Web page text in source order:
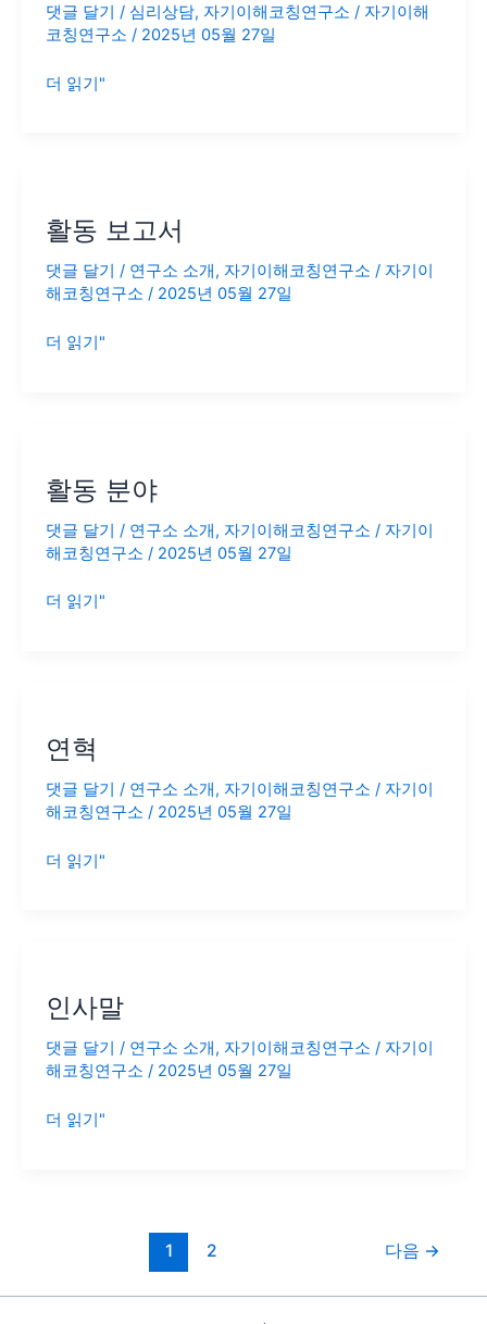
댓글 달기 / 심리상담, 자기이해코칭연구소 / 자기이해
코칭연구소 / 2025년 05월 27일
더 읽기"
활동 보고서
댓글 달기 / 연구소 소개, 자기이해코칭연구소 / 자기이
해코칭연구소 / 2025년 05월 27일
보
서
더 읽기"
활동 분야
댓글 달기 / 연구소 소개, 자기이해코칭연구소 / 자기이
해코칭연구소 / 2025년 05월 27일
분
더 읽기"
연혁
댓글 달기 / 연구소 소개, 자기이해코칭연구소 / 자기이
해코칭연구소 / 2025년 05월 27일
더 읽기"
인사말
댓글 달기 / 연구소 소개, 자기이해코칭연구소 / 자기이
해코칭연구소 / 2025년 05월 27일
말
더 읽기"
1 2 다음 →